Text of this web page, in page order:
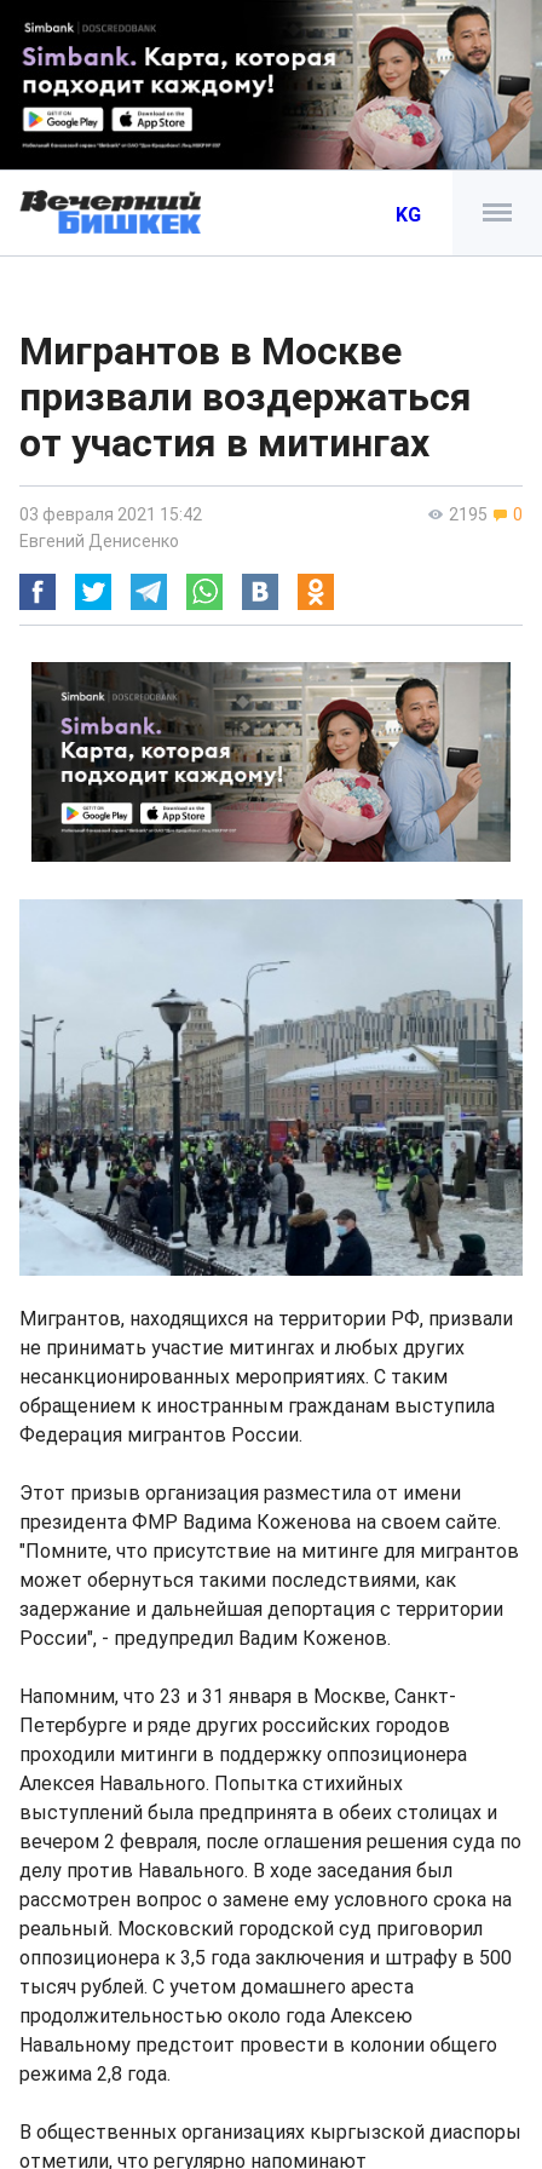
KG
Мигрантов в Москве
призвали воздержаться
от участия в митингах
2195 0
03 февраля 2021 15:42
Евгений Денисенко
Мигрантов, находящихся на территории РФ, призвали
не принимать участие митингах и любых других
несанкционированных мероприятиях. С таким
обращением к иностранным гражданам выступила
Федерация мигрантов России.
Этот призыв организация разместила от имени
президента ФМР Вадима Коженова на своем сайте.
"Помните, что присутствие на митинге для мигрантов
может обернуться такими последствиями, как
задержание и дальнейшая депортация с территории
России", - предупредил Вадим Коженов.
Напомним, что 23 и 31 января в Москве, Санкт-
Петербурге и ряде других российских городов
проходили митинги в поддержку оппозиционера
Алексея Навального. Попытка стихийных
выступлений была предпринята в обеих столицах и
вечером 2 февраля, после оглашения решения суда по
делу против Навального. В ходе заседания был
рассмотрен вопрос о замене ему условного срока на
реальный. Московский городской суд приговорил
оппозиционера к 3,5 года заключения и штрафу в 500
тысяч рублей. С учетом домашнего ареста
продолжительностью около года Алексею
Навальному предстоит провести в колонии общего
режима 2,8 года.
В общественных организациях кыргызской диаспоры
отметили, что регулярно напоминают